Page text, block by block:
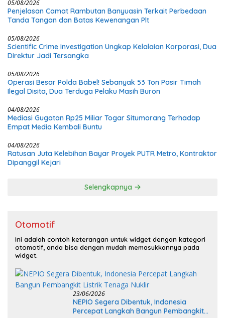
05/08/2026
Penjelasan Camat Rambutan Banyuasin Terkait Perbedaan
Tanda Tangan dan Batas Kewenangan Plt
05/08/2026
Scientific Crime Investigation Ungkap Kelalaian Korporasi, Dua
Direktur Jadi Tersangka
05/08/2026
Operasi Besar Polda Babel! Sebanyak 53 Ton Pasir Timah
Ilegal Disita, Dua Terduga Pelaku Masih Buron
04/08/2026
Mediasi Gugatan Rp25 Miliar Togar Situmorang Terhadap
Empat Media Kembali Buntu
04/08/2026
Ratusan Juta Kelebihan Bayar Proyek PUTR Metro, Kontraktor
Dipanggil Kejari
Selengkapnya
Otomotif
Ini adalah contoh keterangan untuk widget dengan kategori
otomotif, anda bisa dengan mudah memasukkannya pada
widget.
23/06/2026
NEPIO Segera Dibentuk, Indonesia
Percepat Langkah Bangun Pembangkit